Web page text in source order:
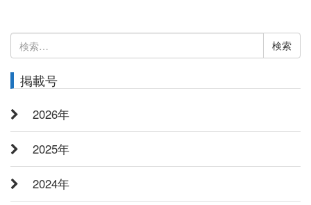
検
索:
掲載号
2026年
2025年
2024年